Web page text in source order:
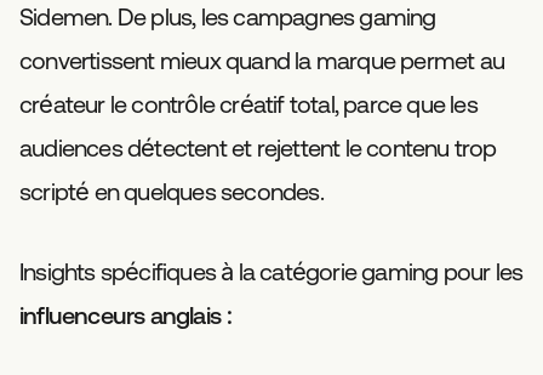
Sidemen. De plus, les campagnes gaming
convertissent mieux quand la marque permet au
créateur le contrôle créatif total, parce que les
audiences détectent et rejettent le contenu trop
scripté en quelques secondes.
Insights spécifiques à la catégorie gaming pour les
influenceurs anglais: